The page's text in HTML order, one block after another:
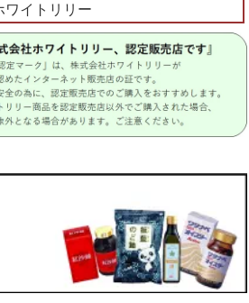
ワイトリリー